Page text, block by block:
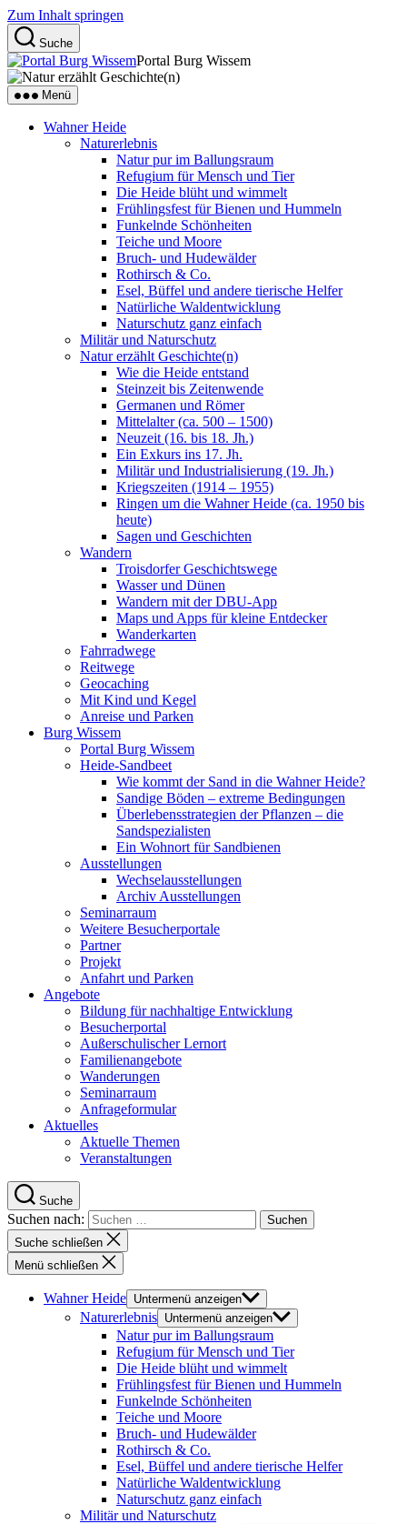
Zum Inhalt springen
Suche
Portal Burg Wissem
Menü
Wahner Heide
Naturerlebnis
Natur pur im Ballungsraum
Refugium für Mensch und Tier
Die Heide blüht und wimmelt
Frühlingsfest für Bienen und Hummeln
Funkelnde Schönheiten
Teiche und Moore
Bruch- und Hudewälder
Rothirsch & Co.
Esel, Büffel und andere tierische Helfer
Natürliche Waldentwicklung
Naturschutz ganz einfach
Militär und Naturschutz
Natur erzählt Geschichte(n)
Wie die Heide entstand
Steinzeit bis Zeitenwende
Germanen und Römer
Mittelalter (ca. 500 – 1500)
Neuzeit (16. bis 18. Jh.)
Ein Exkurs ins 17. Jh.
Militär und Industrialisierung (19. Jh.)
Kriegszeiten (1914 – 1955)
Ringen um die Wahner Heide (ca. 1950 bis
heute)
Sagen und Geschichten
Wandern
Troisdorfer Geschichtswege
Wasser und Dünen
Wandern mit der DBU-App
Maps und Apps für kleine Entdecker
Wanderkarten
Fahrradwege
Reitwege
Geocaching
Mit Kind und Kegel
Anreise und Parken
Burg Wissem
Portal Burg Wissem
Heide-Sandbeet
Wie kommt der Sand in die Wahner Heide?
Sandige Böden – extreme Bedingungen
Überlebensstrategien der Pflanzen – die
Sandspezialisten
Ein Wohnort für Sandbienen
Ausstellungen
Wechselausstellungen
Archiv Ausstellungen
Seminarraum
Weitere Besucherportale
Partner
Projekt
Anfahrt und Parken
Angebote
Bildung für nachhaltige Entwicklung
Besucherportal
Außerschulischer Lernort
Familienangebote
Wanderungen
Seminarraum
Anfrageformular
Aktuelles
Aktuelle Themen
Veranstaltungen
Suche
Suchen nach:
Suche schließen
Menü schließen
Wahner Heide Untermenü anzeigen
Naturerlebnis Untermenü anzeigen
Natur pur im Ballungsraum
Refugium für Mensch und Tier
Die Heide blüht und wimmelt
Frühlingsfest für Bienen und Hummeln
Funkelnde Schönheiten
Teiche und Moore
Bruch- und Hudewälder
Rothirsch & Co.
Esel, Büffel und andere tierische Helfer
Natürliche Waldentwicklung
Naturschutz ganz einfach
Militär und Naturschutz